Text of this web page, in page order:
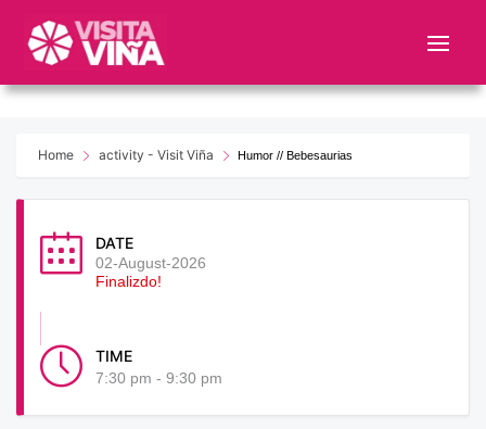
este
web
sistemaHome activity - Visit Viña Humor // Bebesaurias
DATE
02-August-2026
Finalizdo!
TIME
7:30 pm - 9:30 pm